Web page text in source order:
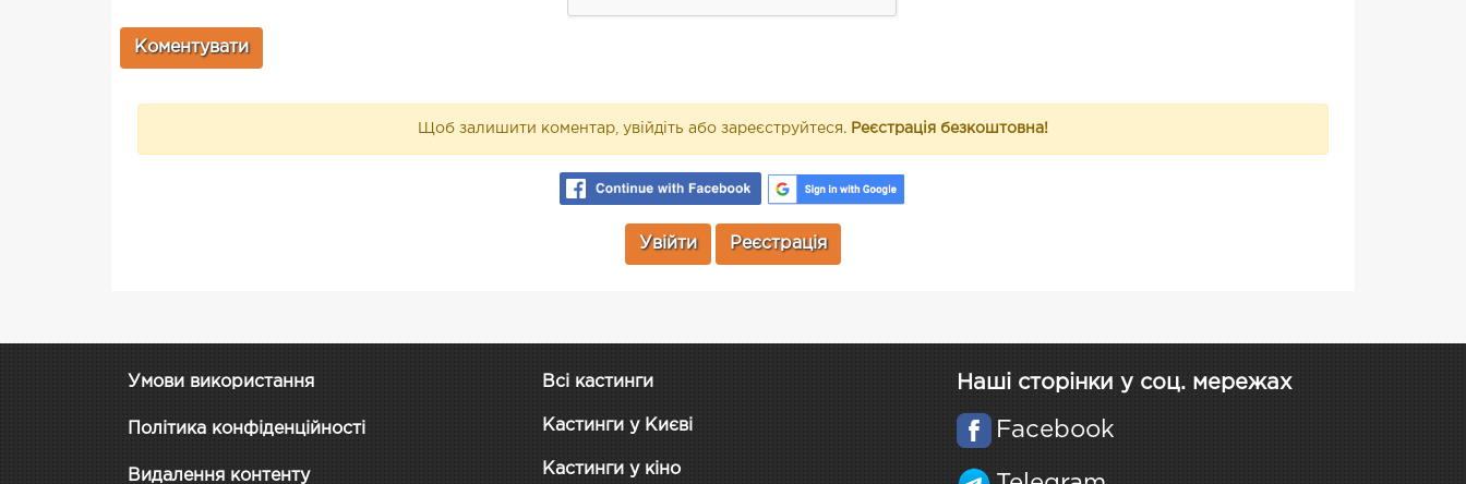
Щоб залишити коментар, увійдіть або зареєструйтеся. Реєстрація безкоштовна!
Увійти Реєстрація
Умови використання
Політика конфіденційності
Видалення контенту
Всі кастинги
Кастинги у Києві
Кастинги у кіно
Наші сторінки у соц. мережах
Facebook